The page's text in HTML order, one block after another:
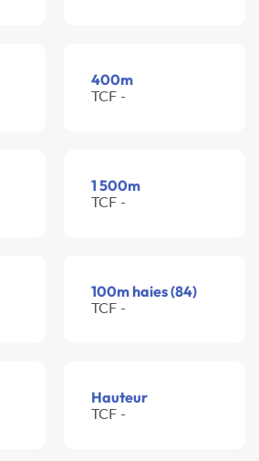
400m
TCF -
1 500m
TCF -
100m haies (84)
TCF -
Hauteur
TCF -